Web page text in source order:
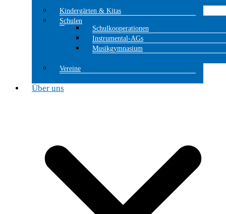
Kindergärten & Kitas
Schulen
Schulkooperationen
Instrumental-AGs
Musikgymnasium
Vereine
Über uns